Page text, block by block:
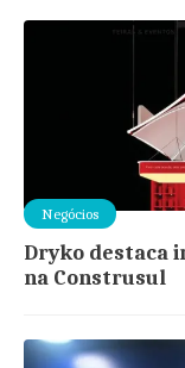
Negócios
Dryko destaca
na Construsul